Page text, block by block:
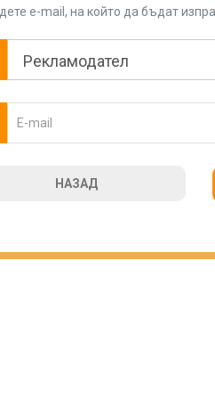
e-mail, на който да бъдат
НАЗАД